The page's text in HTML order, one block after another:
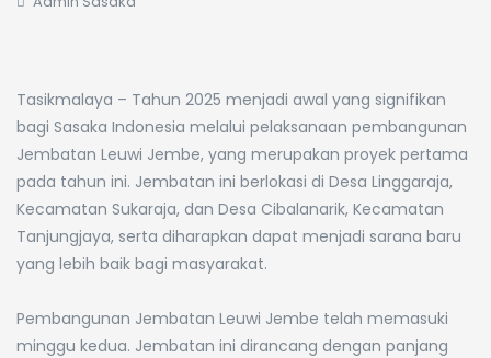
Tasikmalaya – Tahun 2025 menjadi awal yang signifikan
bagi Sasaka Indonesia melalui pelaksanaan pembangunan
Jembatan Leuwi Jembe, yang merupakan proyek pertama
pada tahun ini. Jembatan ini berlokasi di Desa Linggaraja,
Kecamatan Sukaraja, dan Desa Cibalanarik, Kecamatan
Tanjungjaya, serta diharapkan dapat menjadi sarana baru
yang lebih baik bagi masyarakat.
Pembangunan Jembatan Leuwi Jembe telah memasuki
minggu kedua. Jembatan ini dirancang dengan panjang